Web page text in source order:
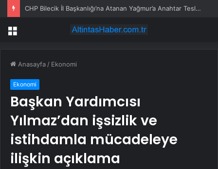
CHP Bilecik İl Başkanlığı’na Atanan Yağmur’a Anahtar Teslim Edilmedi
Menü
Anasayfa / Ekonomi
Ekonomi
Başkan Yardımcısı
Yılmaz’dan işsizlik ve
istihdamla mücadeleye
ilişkin açıklama